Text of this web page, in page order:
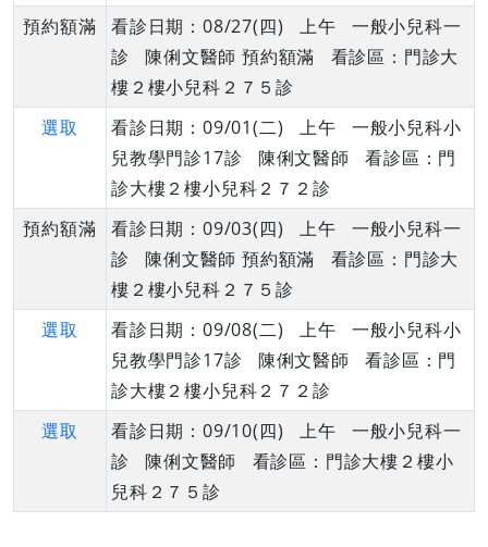
預約額滿
看診日期：08/27(四) 上午 一般小兒科一
診 陳俐文醫師 預約額滿 看診區：門診大
樓２樓小兒科２７５診
選取
看診日期：09/01(二) 上午 一般小兒科小
兒教學門診17診 陳俐文醫師 看診區：門
診大樓２樓小兒科２７２診
預約額滿
看診日期：09/03(四) 上午 一般小兒科一
診 陳俐文醫師 預約額滿 看診區：門診大
樓２樓小兒科２７５診
選取
看診日期：09/08(二) 上午 一般小兒科小
兒教學門診17診 陳俐文醫師 看診區：門
診大樓２樓小兒科２７２診
選取
看診日期：09/10(四) 上午 一般小兒科一
診 陳俐文醫師 看診區：門診大樓２樓小
兒科２７５診